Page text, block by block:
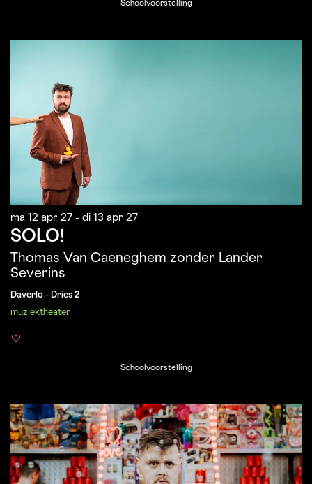
Schoolvoorstelling
SOLO!
Thomas Van Caeneghem zonder Lander
Severins
ma 12 apr 27 - di 13 apr 27
Daverlo - Dries 2
muziektheater
Schoolvoorstelling